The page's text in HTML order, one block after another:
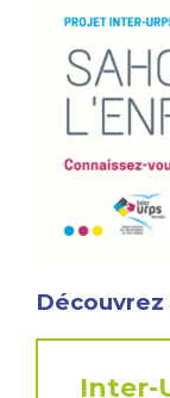
Inter-